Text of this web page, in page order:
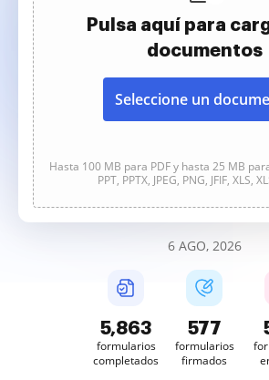
Pulsa aquí para
documentos
Seleccione un
Hasta 100 MB para PDF y hasta 25 MB
PPT, PPTX, JPEG, PNG, JFIF, XLS,
6 AGO, 2026
5,863
formularios
completados
577
formularios
firmados